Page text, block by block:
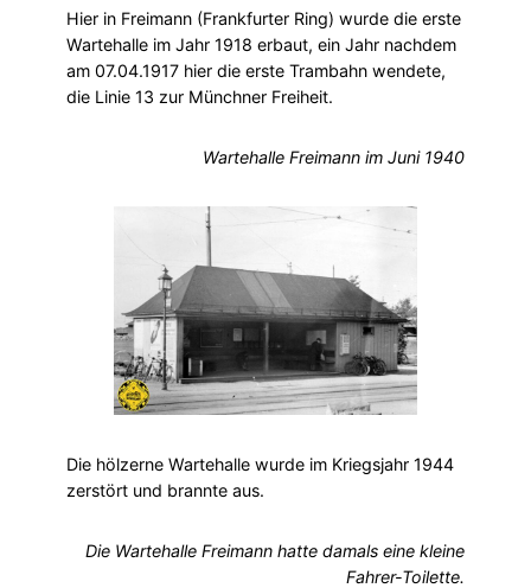
Hier in Freimann (Frankfurter Ring) wurde die erste
Wartehalle im Jahr 1918 erbaut, ein Jahr nachdem
am 07.04.1917 hier die erste Trambahn wendete,
die Linie 13 zur Münchner Freiheit.
Wartehalle Freimann im Juni 1940
Die hölzerne Wartehalle wurde im Kriegsjahr 1944
zerstört und brannte aus.
Die Wartehalle Freimann hatte damals eine kleine
Fahrer-Toilette.